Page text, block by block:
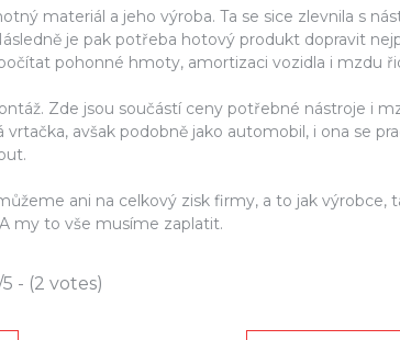
materiál a jeho výroba. Ta se sice zlevnila s
je pak potřeba hotový produkt dopravit
pohonné hmoty, amortizaci vozidla i mzdu
Zde jsou součástí ceny potřebné nástroje i
vrtačka, avšak podobně jako automobil, i ona se
ani na celkový zisk firmy, a to jak výrobce,
my to vše musíme zaplatit.
- (2 votes)